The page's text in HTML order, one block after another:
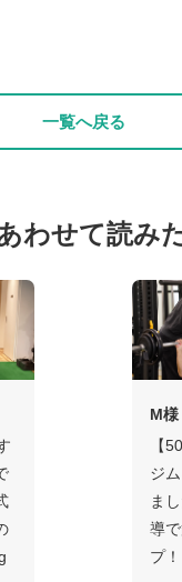
一覧へ戻る
わせて読み
M
【
ジ
ま
導
プ！